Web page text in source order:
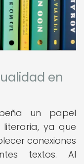
en
un papel
ya que
conexiones
textos. Al